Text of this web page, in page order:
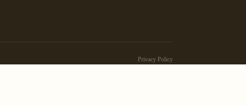
Privacy Policy